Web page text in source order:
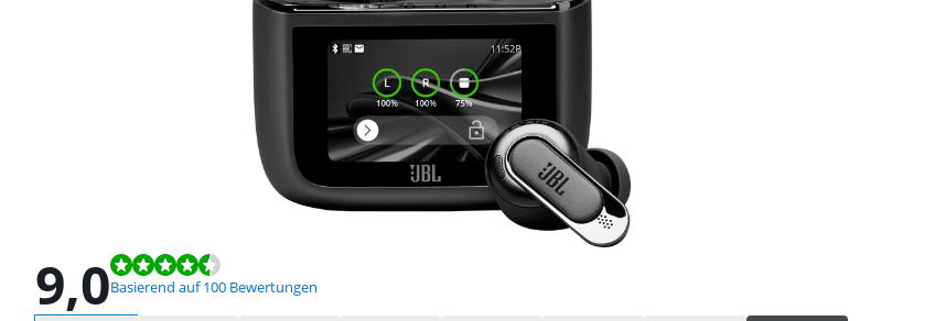
9,0
Bewertet mit 9,0 von 10, basierend auf 100 Bewertungen.
Basierend auf 100 Bewertungen